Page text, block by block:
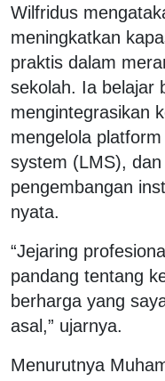
Wilfridus
meningkatkan
praktis dalam
sekolah. Ia belajar
mengintegrasikan
mengelola
system (LMS),
pengembangan
nyata.
“Jejaring
pandang tentang
berharga yang
asal,” ujarnya.
Menurutnya